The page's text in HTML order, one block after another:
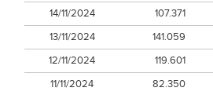
14/11/2024
107.371
13/11/2024
141.059
12/11/2024
119.601
11/11/2024
82.350